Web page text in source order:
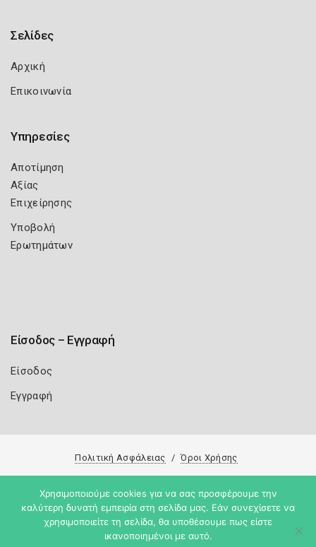
Σελίδες
Αρχική
Επικοινωνία
Υπηρεσίες
Αποτίμηση
Αξίας
Επιχείρησης
Υποβολή
Ερωτημάτων
Είσοδος – Εγγραφή
Είσοδος
Εγγραφή
Πολιτική Ασφάλειας Όροι Χρήσης
Copyright 2026 Knowledge A.E.
Χρησιμοποιούμε cookies για να σας προσφέρουμε την
καλύτερη δυνατή εμπειρία στη σελίδα μας. Εάν συνεχίσετε να
χρησιμοποιείτε τη σελίδα, θα υποθέσουμε πως είστε
ικανοποιημένοι με αυτό.